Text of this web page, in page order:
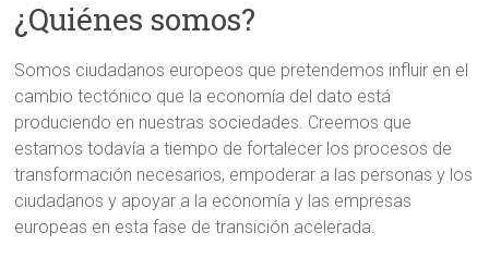
¿Quiénes somos?
Somos ciudadanos europeos que pretendemos influir en el
cambio tectónico que la economía del dato está
produciendo en nuestras sociedades. Creemos que
estamos todavía a tiempo de fortalecer los procesos de
transformación necesarios, empoderar a las personas y los
ciudadanos y apoyar a la economía y las empresas
europeas en esta fase de transición acelerada.